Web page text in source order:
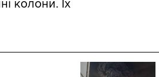
колони. Їх